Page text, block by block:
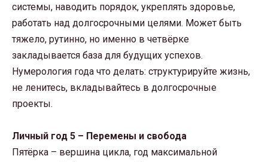
системы, наводить порядок, укреплять здоровье,
работать над долгосрочными целями. Может быть
тяжело, рутинно, но именно в четвёрке
закладывается база для будущих успехов.
Нумерология года что делать: структурируйте жизнь,
не ленитесь, вкладывайтесь в долгосрочные
проекты.
Личный год 5 – Перемены и свобода
Пятёрка – вершина цикла, год максимальной